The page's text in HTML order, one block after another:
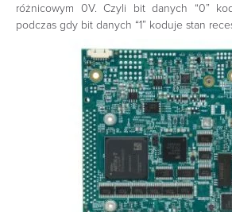
różnicowym 0V. Czyli bit danych “0”
podczas gdy bit danych “1” koduje stan